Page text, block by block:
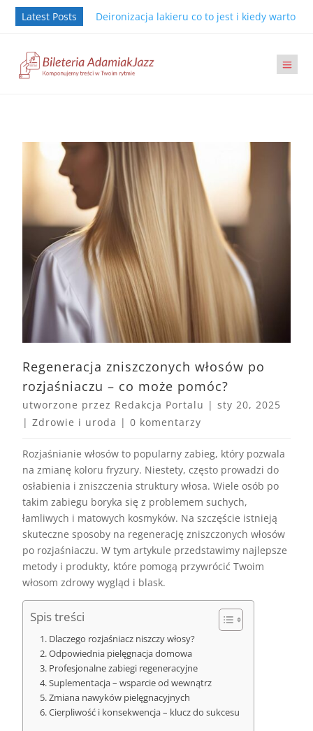
Latest Posts Deironizacja lakieru co to jest i kiedy warto ją
Regeneracja zniszczonych włosów po
rozjaśniaczu – co może pomóc?
utworzone przez Redakcja Portalu |sty 20, 2025
|Zdrowie i uroda |0 komentarzy
Rozjaśnianie włosów to popularny zabieg, który pozwala
na zmianę koloru fryzury. Niestety, często prowadzi do
osłabienia i zniszczenia struktury włosa. Wiele osób po
takim zabiegu boryka się z problemem suchych,
łamliwych i matowych kosmyków. Na szczęście istnieją
skuteczne sposoby na regenerację zniszczonych włosów
po rozjaśniaczu. W tym artykule przedstawimy najlepsze
metody i produkty, które pomogą przywrócić Twoim
włosom zdrowy wygląd i blask.
Spis treści
Dlaczego rozjaśniacz niszczy włosy?
Odpowiednia pielęgnacja domowa
Profesjonalne zabiegi regeneracyjne
Suplementacja – wsparcie od wewnątrz
Zmiana nawyków pielęgnacyjnych
Cierpliwość i konsekwencja – klucz do sukcesu